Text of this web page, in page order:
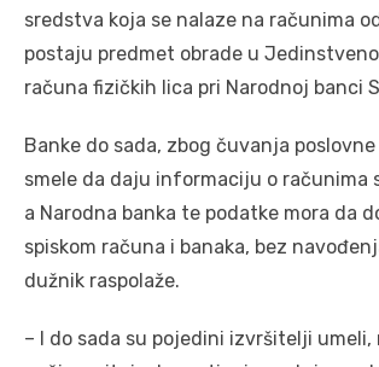
sredstva koja se nalaze na računima
postaju predmet obrade u
računa fizičkih lica pri Narodnoj banci
Banke do sada, zbog čuvanja
smele da daju informaciju o računima
a Narodna banka te podatke mora da
spiskom računa i banaka, bez
dužnik raspolaže.
– I do sada su pojedini izvršitelji